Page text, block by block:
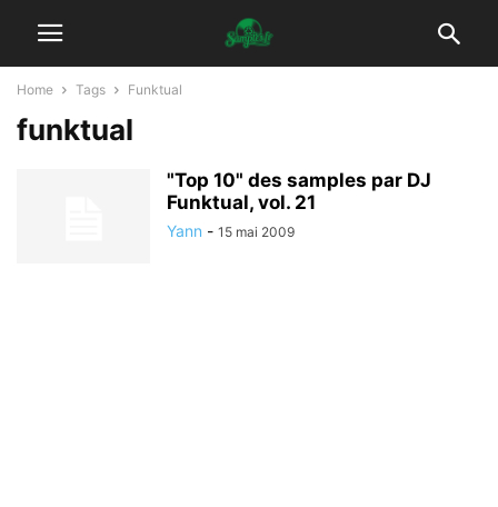
Home Tags Funktual
funktual
"Top 10" des samples par DJ
Funktual, vol. 21
Yann - 15 mai 2009